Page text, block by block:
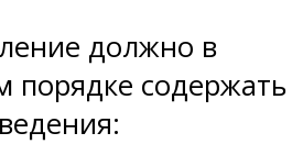
должно в
порядке содержать